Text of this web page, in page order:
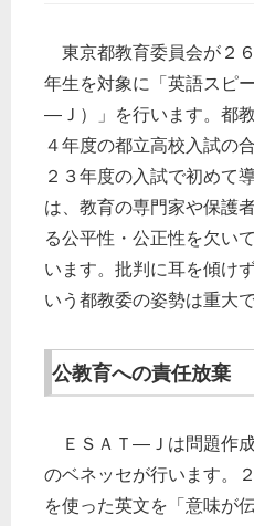
東京都教育委員会が２
年生を対象に「英語スピ
―Ｊ）」を行います。都
４年度の都立高校入試の
２３年度の入試で初めて
は、教育の専門家や保護
る公平性・公正性を欠い
います。批判に耳を傾け
いう都教委の姿勢は重大で
公教育への責任放棄
ＥＳＡＴ―Ｊは問題作
のベネッセが行います。
を使った英文を「意味が